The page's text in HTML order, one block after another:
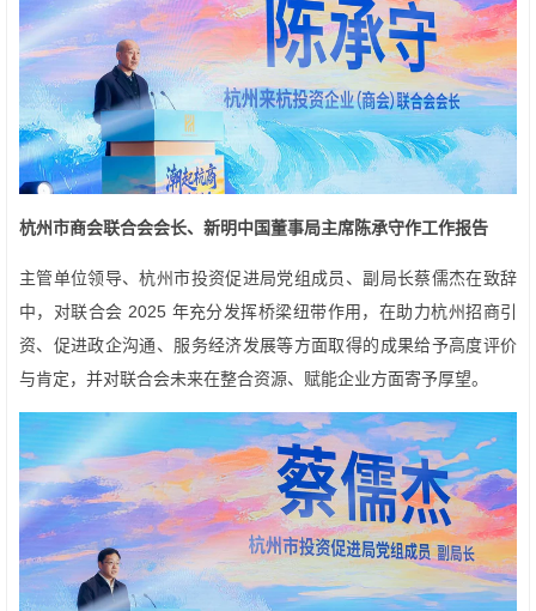
杭州市商会联合会会长、新明中国董事局主席陈承守作工作报告
主管单位领导、杭州市投资促进局党组成员、副局长蔡儒杰在致辞
中，对联合会 2025 年充分发挥桥梁纽带作用，在助力杭州招商引
资、促进政企沟通、服务经济发展等方面取得的成果给予高度评价
与肯定，并对联合会未来在整合资源、赋能企业方面寄予厚望。